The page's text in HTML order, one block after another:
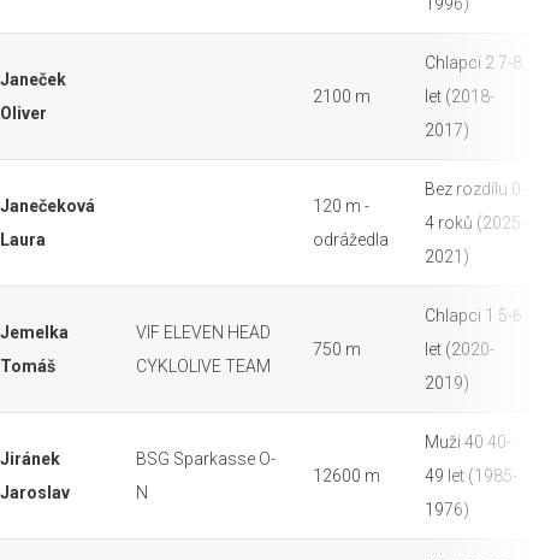
Janeček
Oliver
2100 m
Chlapci 2 7-8
let (2018-
2017)
Janečeková
Laura
120 m -
odrážedla
Bez rozdílu 0-
4 roků (2025-
2021)
Jemelka
Tomáš
VIF ELEVEN HEAD
CYKLOLIVE TEAM
750 m
Chlapci 1 5-6
let (2020-
2019)
Jiránek
Jaroslav
BSG Sparkasse O-
N
12600 m
Muži 40 40-
49 let (1985-
1976)